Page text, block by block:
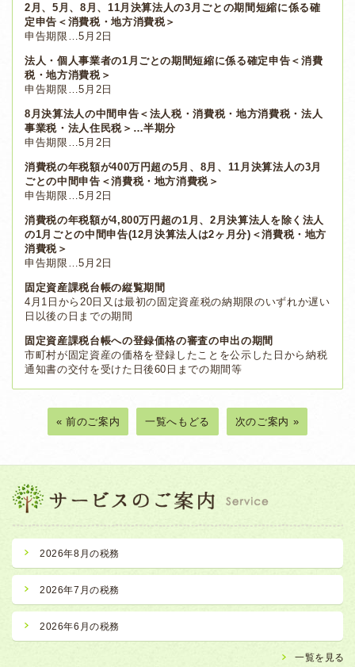
2月、5月、8月、11月決算法人の3月ごとの期間短縮に係る確
定申告＜消費税・地方消費税＞
申告期限…5月2日
法人・個人事業者の1月ごとの期間短縮に係る確定申告＜消費
税・地方消費税＞
申告期限…5月2日
8月決算法人の中間申告＜法人税・消費税・地方消費税・法人
事業税・法人住民税＞…半期分
申告期限…5月2日
消費税の年税額が400万円超の5月、8月、11月決算法人の3月
ごとの中間申告＜消費税・地方消費税＞
申告期限…5月2日
消費税の年税額が4,800万円超の1月、2月決算法人を除く法人
の1月ごとの中間申告(12月決算法人は2ヶ月分)＜消費税・地方
消費税＞
申告期限…5月2日
固定資産課税台帳の縦覧期間
4月1日から20日又は最初の固定資産税の納期限のいずれか遅い
日以後の日までの期間
固定資産課税台帳への登録価格の審査の申出の期間
市町村が固定資産の価格を登録したことを公示した日から納税
通知書の交付を受けた日後60日までの期間等
« 前のご案内 一覧へもどる 次のご案内 »
2026年8月の税務
2026年7月の税務
2026年6月の税務
一覧を見る